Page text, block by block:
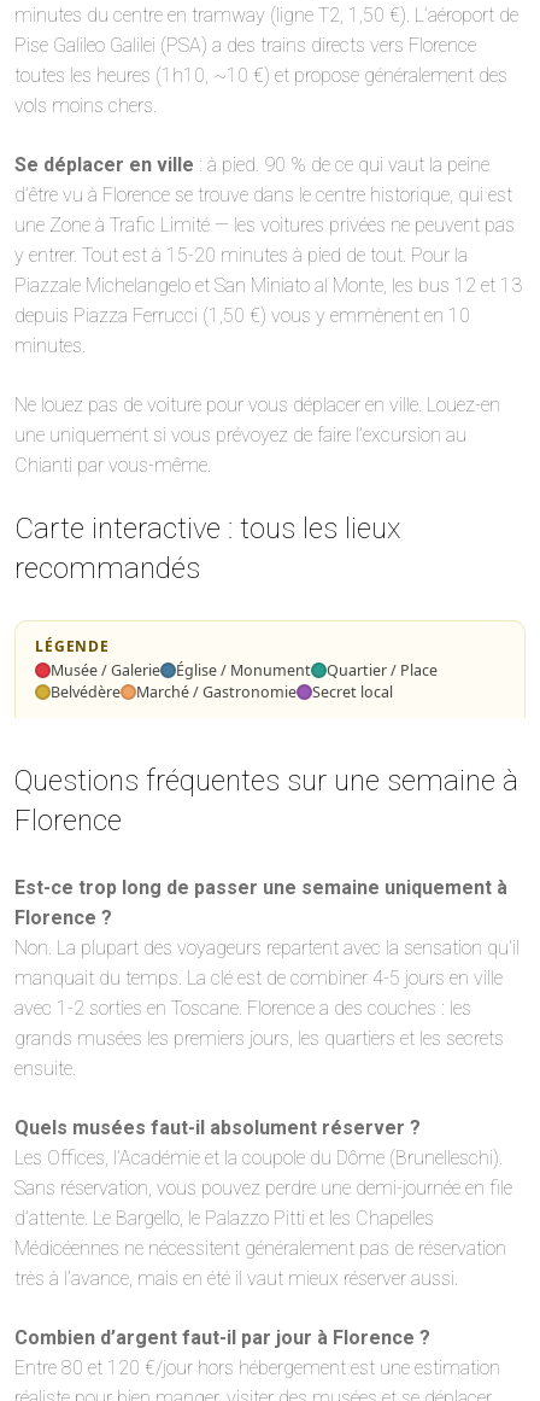
minutes du centre en tramway (ligne T2, 1,50 €). L’aéroport de
Pise Galileo Galilei (PSA) a des trains directs vers Florence
toutes les heures (1h10, ~10 €) et propose généralement des
vols moins chers.
Se déplacer en ville : à pied. 90 % de ce qui vaut la peine
d’être vu à Florence se trouve dans le centre historique, qui est
une Zone à Trafic Limité — les voitures privées ne peuvent pas
y entrer. Tout est à 15-20 minutes à pied de tout. Pour la
Piazzale Michelangelo et San Miniato al Monte, les bus 12 et 13
depuis Piazza Ferrucci (1,50 €) vous y emmènent en 10
minutes.
Ne louez pas de voiture pour vous déplacer en ville. Louez-en
une uniquement si vous prévoyez de faire l’excursion au
Chianti par vous-même.
Carte interactive : tous les lieux
recommandés
LÉGENDE
Musée / Galerie
Église / Monument
Quartier / Place
Belvédère
Marché / Gastronomie Secret local
−
−
Questions fréquentes sur une semaine à
Florence
Est-ce trop long de passer une semaine uniquement à
Florence ?
Non. La plupart des voyageurs repartent avec la sensation qu’il
manquait du temps. La clé est de combiner 4-5 jours en ville
avec 1-2 sorties en Toscane. Florence a des couches : les
grands musées les premiers jours, les quartiers et les secrets
ensuite.
Quels musées faut-il absolument réserver ?
Les Offices, l’Académie et la coupole du Dôme (Brunelleschi).
Sans réservation, vous pouvez perdre une demi-journée en file
d’attente. Le Bargello, le Palazzo Pitti et les Chapelles
Médicéennes ne nécessitent généralement pas de réservation
très à l’avance, mais en été il vaut mieux réserver aussi.
Combien d’argent faut-il par jour à Florence ?
Entre 80 et 120 €/jour hors hébergement est une estimation